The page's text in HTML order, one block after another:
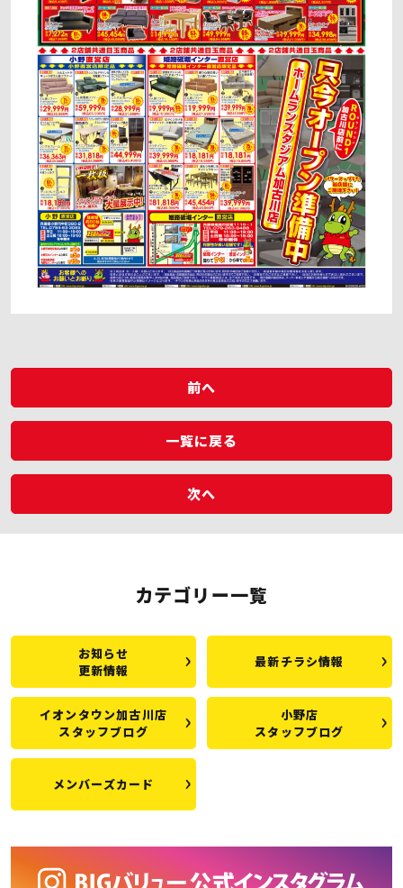
前へ
一覧に戻る
次へ
カテゴリー一覧
お知らせ
更新情報
最新チラシ情報
イオンタウン加古川店
スタッフブログ
小野店
スタッフブログ
メンバーズカード